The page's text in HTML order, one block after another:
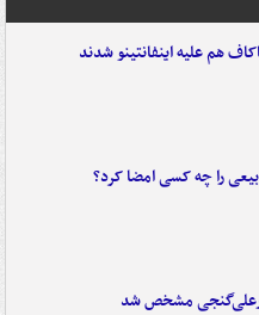
را چه کسی امضا کرد؟
مشخص شد